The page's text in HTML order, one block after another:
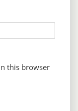
this browser